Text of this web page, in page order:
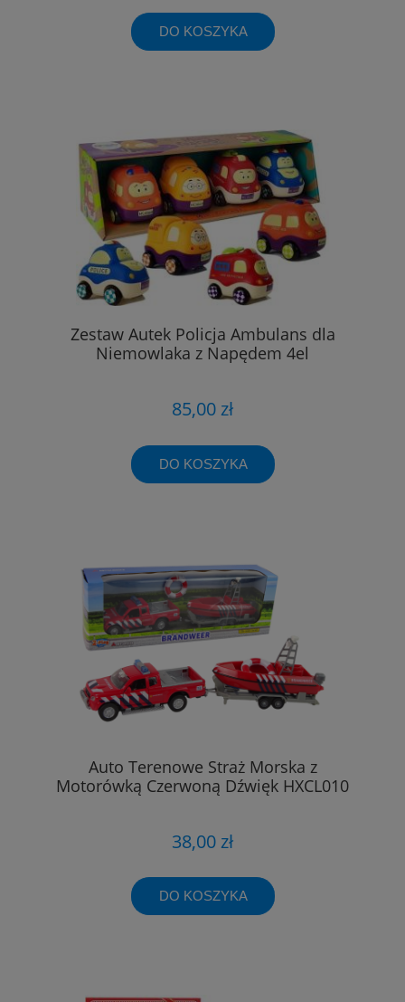
DO KOSZYKA
Zestaw Autek Policja Ambulans dla
Niemowlaka z Napędem 4el
85,00 zł
DO KOSZYKA
Auto Terenowe Straż Morska z
Motorówką Czerwoną Dźwięk HXCL010
38,00 zł
DO KOSZYKA